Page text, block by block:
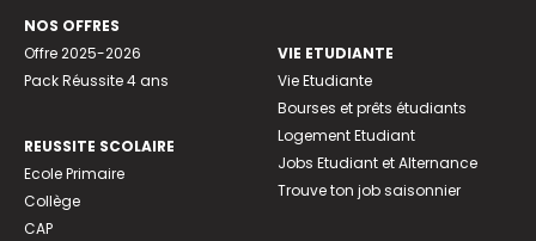
NOS OFFRES
Offre 2025-2026
Pack Réussite 4 ans
REUSSITE SCOLAIRE
Ecole Primaire
Collège
CAP
VIE ETUDIANTE
Vie Etudiante
Bourses et prêts étudiants
Logement Etudiant
Jobs Etudiant et Alternance
Trouve ton job saisonnier